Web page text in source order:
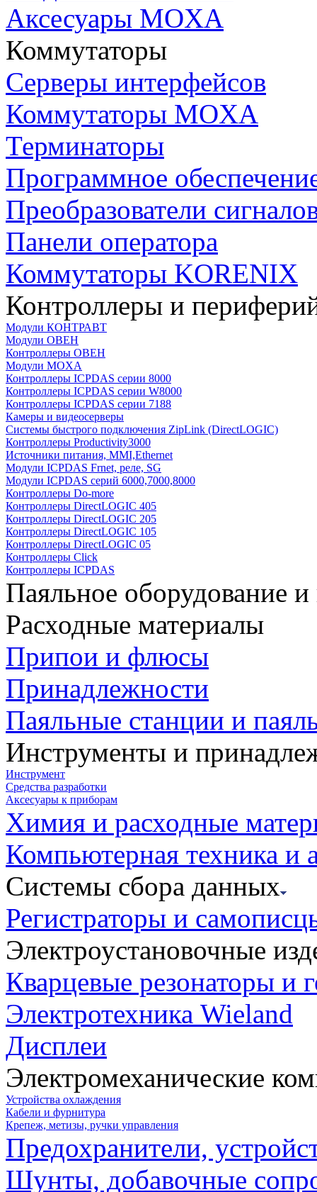
Аксесуары MOXA
Коммутаторы
Серверы интерфейсов
Коммутаторы MOXA
Терминаторы
Программное
Преобразователи
Панели оператора
Коммутаторы KORENIX
Контроллеры и
Модули КОНТРАВТ
Модули ОВЕН
Контроллеры ОВЕН
Модули MOXA
Контроллеры ICPDAS серии 8000
Контроллеры ICPDAS серии W8000
Контроллеры ICPDAS серии 7188
Камеры и видеосерверы
Системы быстрого подключения ZipLink (DirectLOGIC)
Контроллеры Productivity3000
Источники питания, MMI,Ethernet
Модули ICPDAS Frnet, реле, SG
Модули ICPDAS серий 6000,7000,8000
Контроллеры Do-more
Контроллеры DirectLOGIC 405
Контроллеры DirectLOGIC 205
Контроллеры DirectLOGIC 105
Контроллеры DirectLOGIC 05
Контроллеры Click
Контроллеры ICPDAS
Паяльное оборудование
Расходные материалы
Припои и флюсы
Принадлежности
Паяльные станции и
Инструменты и
Инструмент
Средства разработки
Аксесуары к приборам
Химия и расходные
Компьютерная техника и
Системы сбора данных
Регистраторы и
Электроустановочные
Кварцевые резонаторы и
Электротехника Wieland
Дисплеи
Электромеханические
Устройства охлаждения
Кабели и фурнитура
Крепеж, метизы, ручки управления
Предохранители,
Шунты, добавочные